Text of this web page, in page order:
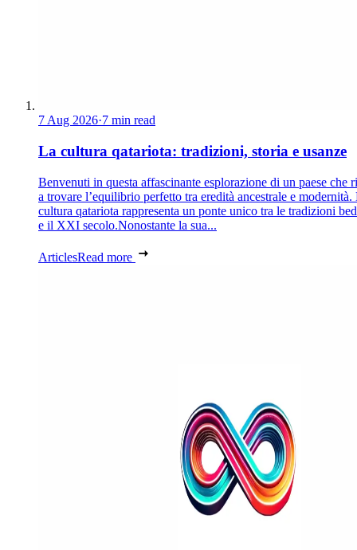
7 Aug 2026·7 min read
La cultura qatariota: tradizioni, storia e usanze
Benvenuti in questa affascinante esplorazione di un paese che
a trovare l’equilibrio perfetto tra eredità ancestrale e modernità.
cultura qatariota rappresenta un ponte unico tra le tradizioni
e il XXI secolo.Nonostante la sua...
ArticlesRead more